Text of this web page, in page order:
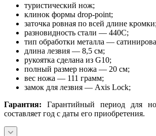
туристический нож;
клинок формы drop-point;
заточка ровная по всей длине кромки;
разновидность стали — 440С;
тип обработки металла —
длина лезвия — 8,5 см;
рукоятка сделана из G10;
полный размер ножа — 20 см;
вес ножа — 111 грамм;
замок для лезвия — Axis Lock;
Гарантия: Гарантийный период для
составляет год с даты его приобретения.